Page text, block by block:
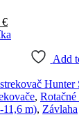
€Aktuálna
cena
12,46 €.
Add
,
m), Závlaha